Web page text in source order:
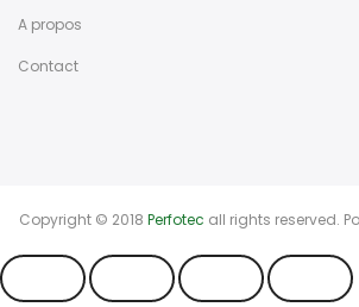
A propos
Contact
Copyright © 2018 Perfotec all rights reserved.